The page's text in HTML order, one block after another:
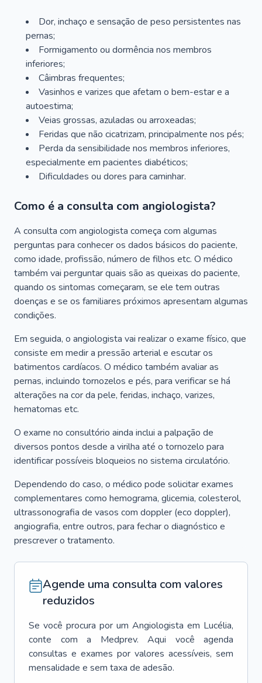
Dor, inchaço e sensação de peso persistentes nas
pernas;
Formigamento ou dormência nos membros
inferiores;
Câimbras frequentes;
Vasinhos e varizes que afetam o bem-estar e a
autoestima;
Veias grossas, azuladas ou arroxeadas;
Feridas que não cicatrizam, principalmente nos pés;
Perda da sensibilidade nos membros inferiores,
especialmente em pacientes diabéticos;
Dificuldades ou dores para caminhar.
Como é a consulta com angiologista?
A consulta com angiologista começa com algumas
perguntas para conhecer os dados básicos do paciente,
como idade, profissão, número de filhos etc. O médico
também vai perguntar quais são as queixas do paciente,
quando os sintomas começaram, se ele tem outras
doenças e se os familiares próximos apresentam algumas
condições.
Em seguida, o angiologista vai realizar o exame físico, que
consiste em medir a pressão arterial e escutar os
batimentos cardíacos. O médico também avaliar as
pernas, incluindo tornozelos e pés, para verificar se há
alterações na cor da pele, feridas, inchaço, varizes,
hematomas etc.
O exame no consultório ainda inclui a palpação de
diversos pontos desde a virilha até o tornozelo para
identificar possíveis bloqueios no sistema circulatório.
Dependendo do caso, o médico pode solicitar exames
complementares como hemograma, glicemia, colesterol,
ultrassonografia de vasos com doppler (eco doppler),
angiografia, entre outros, para fechar o diagnóstico e
prescrever o tratamento.
Agende uma consulta com valores
reduzidos
Se você procura por um Angiologista em Lucélia,
conte com a Medprev. Aqui você agenda
consultas e exames por valores acessíveis, sem
mensalidade e sem taxa de adesão.